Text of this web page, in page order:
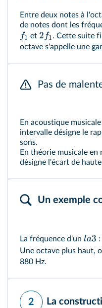
Entre deux notes à
de notes dont les
f1 et 2 f1. Cette suite
octave s'appelle une
Pas de
En acoustique
intervalle désigne le
sons.
En théorie musicale
désigne l'écart de
Un exemple
La fréquence d'un la3 :
Une octave plus haut,
880 Hz.
2 La